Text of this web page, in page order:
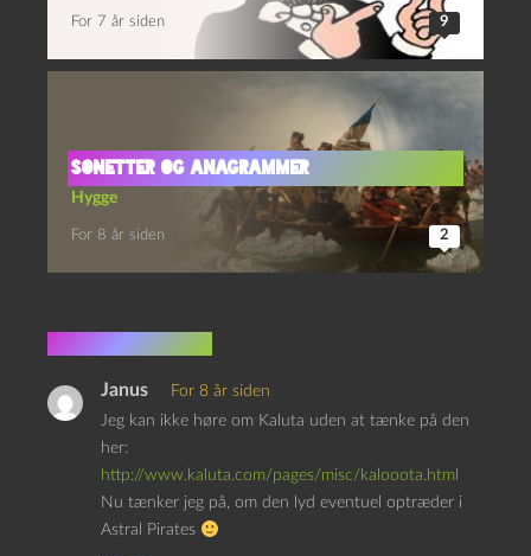
For 7 år siden 9
SONETTER OG ANAGRAMMER
Hygge
For 8 år siden 2
2 kommentarer
Janus
For 8 år siden
Jeg kan ikke høre om Kaluta uden at tænke på den
her:
http://www.kaluta.com/pages/misc/kalooota.html
Nu tænker jeg på, om den lyd eventuel optræder i
Astral Pirates